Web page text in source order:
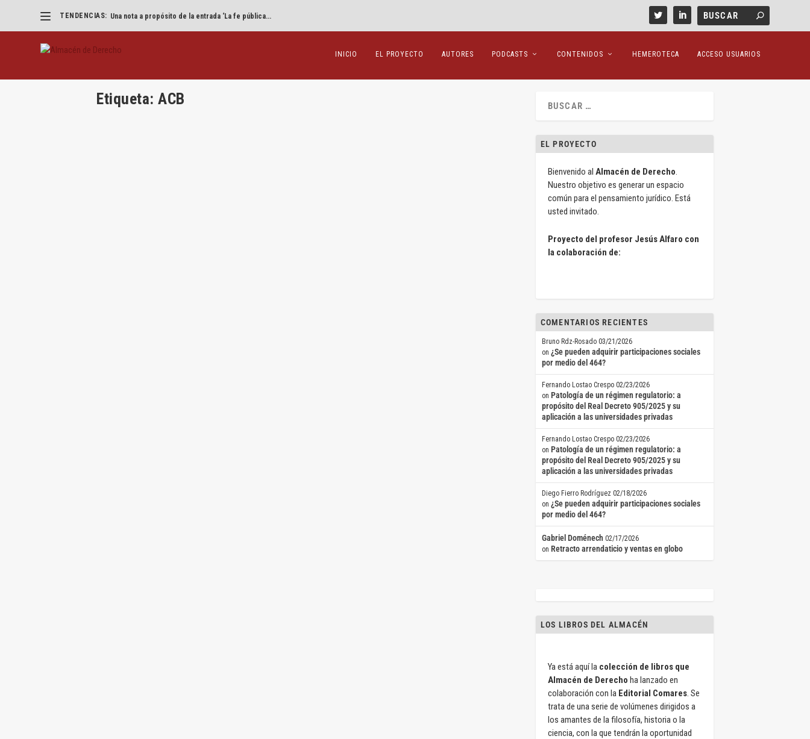
TENDENCIAS: Una nota a propósito de la entrada ‘La fe pública...
INICIO EL PROYECTO AUTORES PODCASTS CONTENIDOS HEMEROTECA ACCESO USUARIOS
Etiqueta: ACB
EL PROYECTO
Bienvenido al Almacén de Derecho.
Nuestro objetivo es generar un espacio
común para el pensamiento jurídico. Está
usted invitado.
Proyecto del profesor Jesús Alfaro con
la colaboración de:
COMENTARIOS RECIENTES
Bruno Rdz-Rosado 03/21/2026
on ¿Se pueden adquirir participaciones sociales
por medio del 464?
Fernando Lostao Crespo 02/23/2026
on Patología de un régimen regulatorio: a
propósito del Real Decreto 905/2025 y su
aplicación a las universidades privadas
Fernando Lostao Crespo 02/23/2026
on Patología de un régimen regulatorio: a
propósito del Real Decreto 905/2025 y su
aplicación a las universidades privadas
Diego Fierro Rodríguez 02/18/2026
on ¿Se pueden adquirir participaciones sociales
por medio del 464?
Gabriel Doménech 02/17/2026
on Retracto arrendaticio y ventas en globo
LOS LIBROS DEL ALMACÉN
Ya está aquí la colección de libros que
Almacén de Derecho ha lanzado en
colaboración con la Editorial Comares. Se
trata de una serie de volúmenes dirigidos a
los amantes de la filosofía, historia o la
ciencia, con la que tendrán la oportunidad